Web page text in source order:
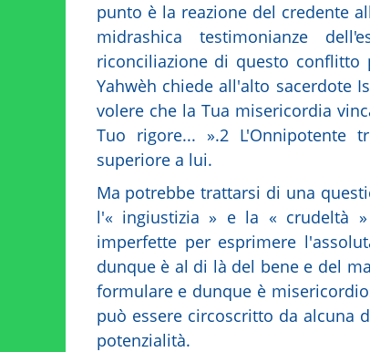
punto è la reazione del credente
midrashica testimonianze
riconciliazione di questo
Yahwèh chiede all'alto sacerdote
volere che la Tua misericordia
Tuo rigore... ».2 L'Onnipotente
superiore a lui.
Ma potrebbe trattarsi di una
l'« ingiustizia » e la « crudeltà
imperfette per esprimere
dunque è al di là del bene e del
formulare e dunque è
può essere circoscritto da alcuna
potenzialità.